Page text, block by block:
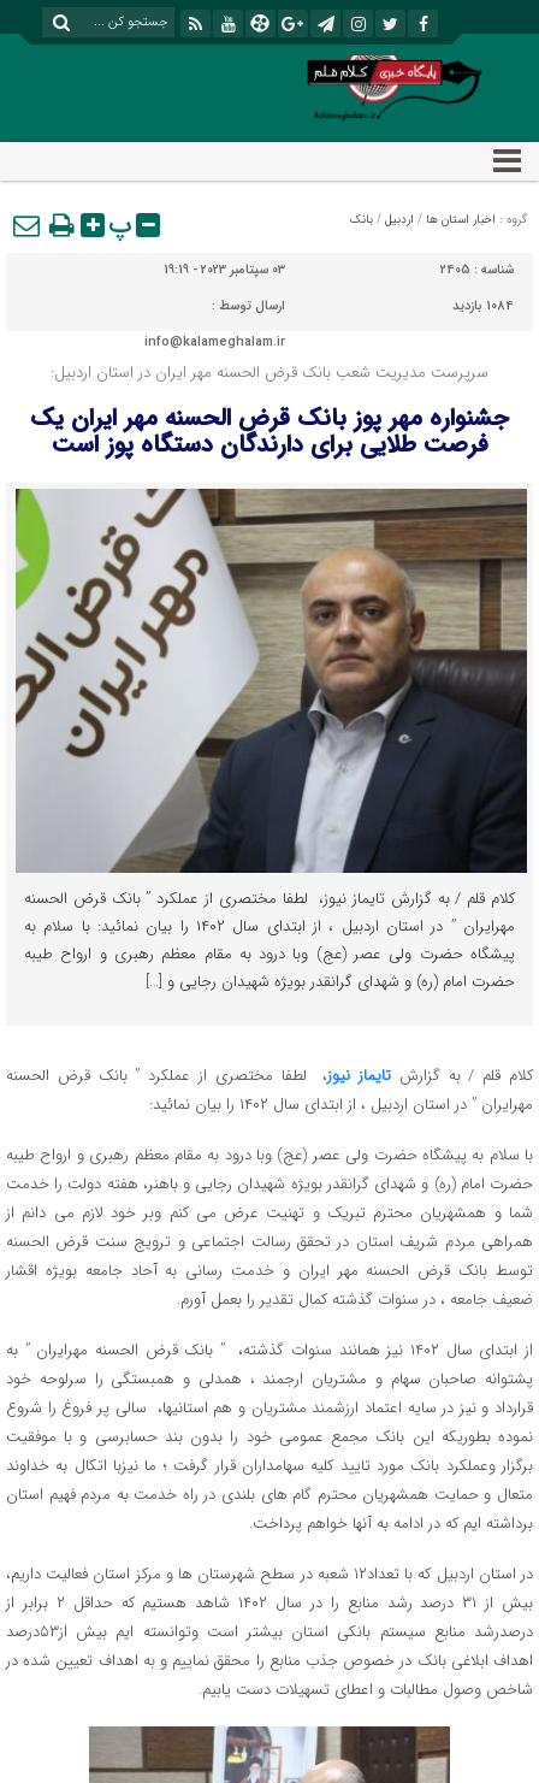
گروه : اخبار استان ها / اردبیل / بانک پ
شناسه : 2405
03 سپتامبر 2023 - 19:19
1084 بازدید
ارسال توسط :
info@kalameghalam.ir
سرپرست مدیریت شعب بانک قرض الحسنه مهر ایران در استان اردبیل:
جشنواره مهر پوز بانک قرض الحسنه مهر ایران یک
فرصت طلایی برای دارندگان دستگاه پوز است
کلام قلم / به گزارش تایماز نیوز، لطفا مختصری از عملکرد ” بانک قرض الحسنه
مهرایران ” در استان اردبیل ، از ابتدای سال ۱۴۰۲ را بیان نمائید: با سلام به
پیشگاه حضرت ولی عصر (عج) وبا درود به مقام معظم رهبری و ارواح طیبه
حضرت امام (ره) و شهدای گرانقدر بویژه شهیدان رجایی و […]
کلام قلم / به گزارش تایماز نیوز، لطفا مختصری از عملکرد ” بانک قرض الحسنه
مهرایران ” در استان اردبیل ، از ابتدای سال ۱۴۰۲ را بیان نمائید:
با سلام به پیشگاه حضرت ولی عصر (عج) وبا درود به مقام معظم رهبری و ارواح طیبه
حضرت امام (ره) و شهدای گرانقدر بویژه شهیدان رجایی و باهنر، هفته دولت را خدمت
شما و همشهریان محترم تبریک و تهنیت عرض می کنم وبر خود لازم می دانم از
همراهی مردم شریف استان در تحقق رسالت اجتماعی و ترویج سنت قرض الحسنه
توسط بانک قرض الحسنه مهر ایران و خدمت رسانی به آحاد جامعه بویژه اقشار
ضعیف جامعه ، در سنوات گذشته کمال تقدیر را بعمل آورم.
از ابتدای سال ۱۴۰۲ نیز همانند سنوات گذشته، ” بانک قرض الحسنه مهرایران ” به
پشتوانه صاحبان سهام و مشتریان ارجمند ، همدلی و همبستگی را سرلوحه خود
قرارداد و نیز در سایه اعتماد ارزشمند مشتریان و هم استانیها، سالی پر فروغ را شروع
نموده بطوریکه این بانک مجمع عمومی خود را بدون بند حسابرسی و با موفقیت
برگزار وعملکرد بانک مورد تایید کلیه سهامداران قرار گرفت ؛ ما نیزبا اتکال به خداوند
متعال و حمایت همشهریان محترم گام های بلندی در راه خدمت به مردم فهیم استان
برداشته ایم که در ادامه به آنها خواهم پرداخت.
در استان اردبیل که با تعداد۱۲ شعبه در سطح شهرستان ها و مرکز استان فعالیت داریم،
بیش از ۳۱ درصد رشد منابع را در سال ۱۴۰۲ شاهد هستیم که حداقل ۲ برابر از
درصدرشد منابع سیستم بانکی استان بیشتر است وتوانسته ایم بیش از۵۳درصد
اهداف ابلاغی بانک در خصوص جذب منابع را محقق نماییم و به اهداف تعیین شده در
شاخص وصول مطالبات و اعطای تسهیلات دست یابیم.